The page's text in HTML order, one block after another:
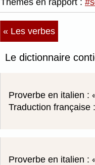
Thèmes en rapport :
« Les verbes
Le dictionnaire
Proverbe en italien :
Traduction française :
Proverbe en italien :